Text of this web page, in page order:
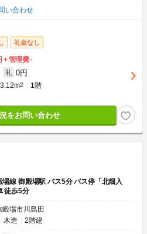
い合わせ
礼金なし
管理費-
礼 0円
2 1階
をお問い合わせ
場線 御殿場駅 バス5分 バス停「北畑入
徒歩5分
殿場市川島田
木造 2階建